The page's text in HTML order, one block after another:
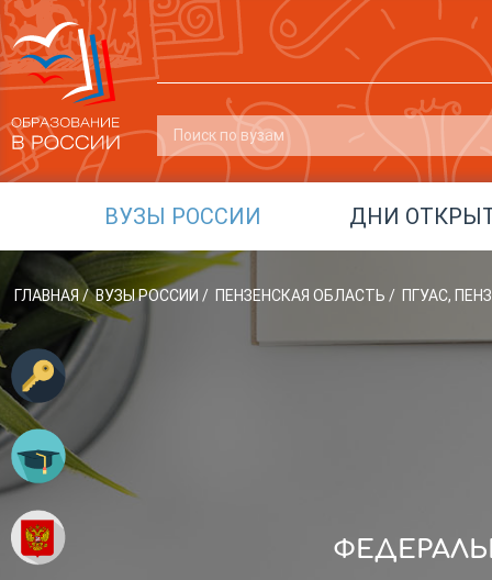
ВУЗЫ РОССИИ ДНИ
ГЛАВНАЯ / ВУЗЫ РОССИИ / ПЕНЗЕНСКАЯ ОБЛАСТЬ / ПГУАС,